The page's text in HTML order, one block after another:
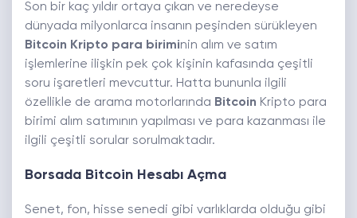
Son bir kaç yıldır ortaya çıkan ve neredeyse
dünyada milyonlarca insanın peşinden sürükleyen
Bitcoin Kripto para biriminin alım ve satım
işlemlerine ilişkin pek çok kişinin kafasında çeşitli
soru işaretleri mevcuttur. Hatta bununla ilgili
özellikle de arama motorlarında Bitcoin Kripto para
birimi alım satımının yapılması ve para kazanması ile
ilgili çeşitli sorular sorulmaktadır.
Borsada Bitcoin Hesabı Açma
Senet, fon, hisse senedi gibi varlıklarda olduğu gibi